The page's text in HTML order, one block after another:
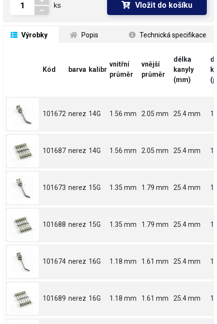
ks Vložit do košíku
Výrobky Popis Technická specifikace
Kód barva kalibr
vnitřní
průměr
vnější
průměr
délka
kanyly
(mm)
101672 nerez 14G 1.56 mm 2.05 mm 25.4 mm 1
101687 nerez 14G 1.56 mm 2.05 mm 25.4 mm 1
101673 nerez 15G 1.35 mm 1.79 mm 25.4 mm 1
101688 nerez 15G 1.35 mm 1.79 mm 25.4 mm 1
101674 nerez 16G 1.18 mm 1.61 mm 25.4 mm 1
101689 nerez 16G 1.18 mm 1.61 mm 25.4 mm 1